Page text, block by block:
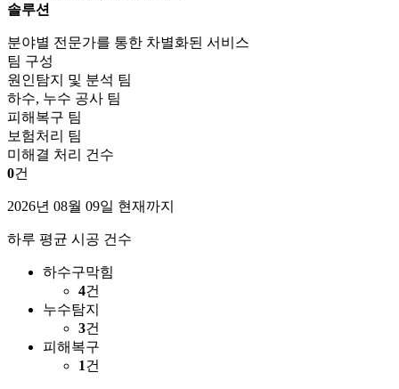
솔루션
분야별 전문가를 통한 차별화된 서비스
팀 구성
원인탐지 및 분석 팀
하수, 누수 공사 팀
피해복구 팀
보험처리 팀
미해결 처리 건수
0건
2026년 08월 09일 현재까지
하루 평균 시공 건수
하수구막힘
4건
누수탐지
3건
피해복구
1건